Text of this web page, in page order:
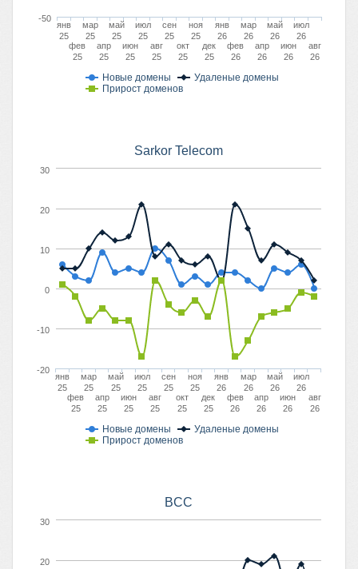
Новые домены
Удаленые домены
Прирост доменов
янв
25
фев
25
мар
25
апр
25
май
25
июн
25
июл
25
авг
25
сен
25
окт
25
ноя
25
дек
25
янв
26
фев
26
мар
26
апр
26
май
26
июн
26
июл
26
авг
26
-50
Sarkor Telecom
Новые домены
Удаленые домены
Прирост доменов
янв
25
фев
25
мар
25
апр
25
май
25
июн
25
июл
25
авг
25
сен
25
окт
25
ноя
25
дек
25
янв
26
фев
26
мар
26
апр
26
май
26
июн
26
июл
26
авг
26
-20
-10
0
10
20
30
BCC
20
30